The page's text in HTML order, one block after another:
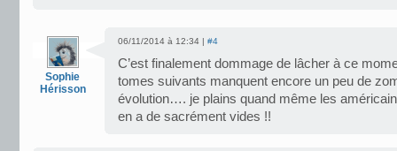
Sophie
Hérisson
06/11/2014 à 12:34 | #4
C’est finalement dommage de lâcher à ce
tomes suivants manquent encore un peu de
évolution…. je plains quand même les
en a de sacrément vides !!